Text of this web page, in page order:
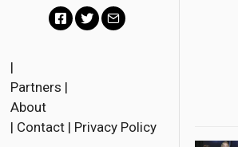
c
l
|
Partners |
About
| Contact | Privacy Policy